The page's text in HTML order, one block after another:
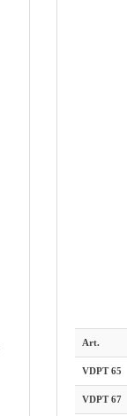
Art.
VDPT 65
VDPT 67